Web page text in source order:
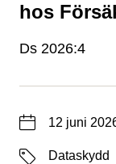
hos
Ds 2026:4
Datum12 juni
EtiketterDataskydd